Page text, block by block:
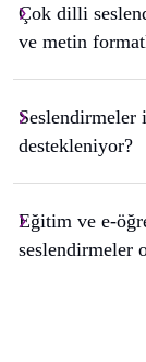
Çok dilli
ve metin
Seslendirmeler
destekleniyor?
Eğitim ve e-
seslendirmeler